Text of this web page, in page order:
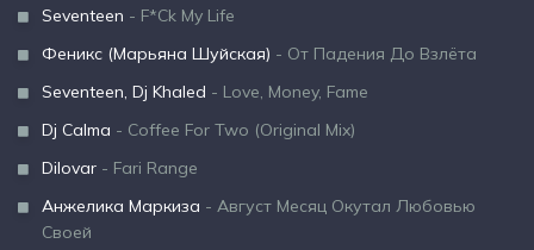
Seventeen - F*Ck My Life
Феникс (Марьяна Шуйская) - От Падения До Взлёта
Seventeen, Dj Khaled - Love, Money, Fame
Dj Calma - Coffee For Two (Original Mix)
Dilovar - Fari Range
Анжелика Маркиза - Август Месяц Окутал Любовью
Своей